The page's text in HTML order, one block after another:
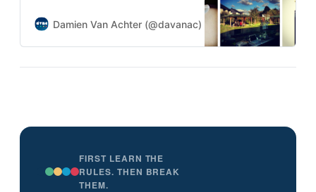
Journalisme, Marketing, Relations
Damien Van Achter (@davanac) Damien Van Achter
FIRST LEARN THE
RULES. THEN BREAK
THEM.